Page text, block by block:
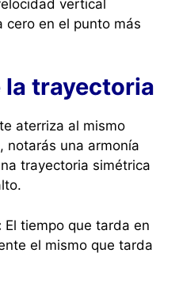
vertical
cero en el punto más
la trayectoria
aterriza al mismo
notarás una armonía
trayectoria simétrica
El tiempo que tarda en
el mismo que tarda